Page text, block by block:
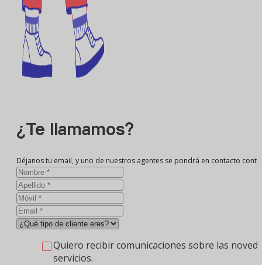
¿Te llamamos?
Déjanos tu email, y uno de nuestros agentes se pondrá en contacto
Quiero recibir comunicaciones sobre las
servicios.